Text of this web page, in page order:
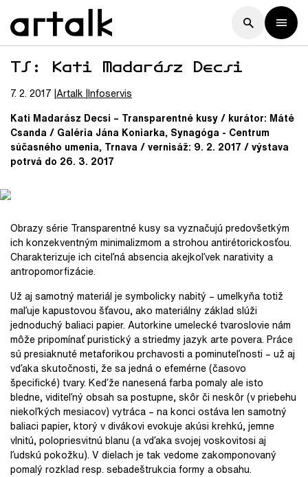
TS: Kati Madarász Decsi
7. 2. 2017 Artalk Infoservis
Kati Madarász Decsi – Transparentné kusy / kurátor: Máté
Csanda / Galéria Jána Koniarka, Synagóga - Centrum
súčasného umenia, Trnava / vernisáž: 9. 2. 2017 / výstava
potrvá do 26. 3. 2017
Obrazy série Transparentné kusy sa vyznačujú predovšetkým
ich konzekventným minimalizmom a strohou antirétorickosťou.
Charakterizuje ich citeľná absencia akejkoľvek narativity a
antropomorfizácie.
Už aj samotný materiál je symbolicky nabitý – umelkyňa totiž
maľuje kapustovou šťavou, ako materiálny základ slúži
jednoduchý baliaci papier. Autorkine umelecké tvaroslovie nám
môže pripomínať puristický a striedmy jazyk arte povera. Práce
sú presiaknuté metaforikou prchavosti a pominuteľnosti – už aj
vďaka skutočnosti, že sa jedná o efemérne (časovo
špecifické) tvary. Keďže nanesená farba pomaly ale isto
bledne, viditeľný obsah sa postupne, skôr či neskôr (v priebehu
niekoľkých mesiacov) vytráca – na konci ostáva len samotný
baliaci papier, ktorý v divákovi evokuje akúsi krehkú, jemne
vlnitú, polopriesvitnú blanu (a vďaka svojej voskovitosi aj
ľudskú pokožku). V dielach je tak vedome zakomponovaný
pomalý rozklad resp. sebadeštrukcia formy a obsahu.